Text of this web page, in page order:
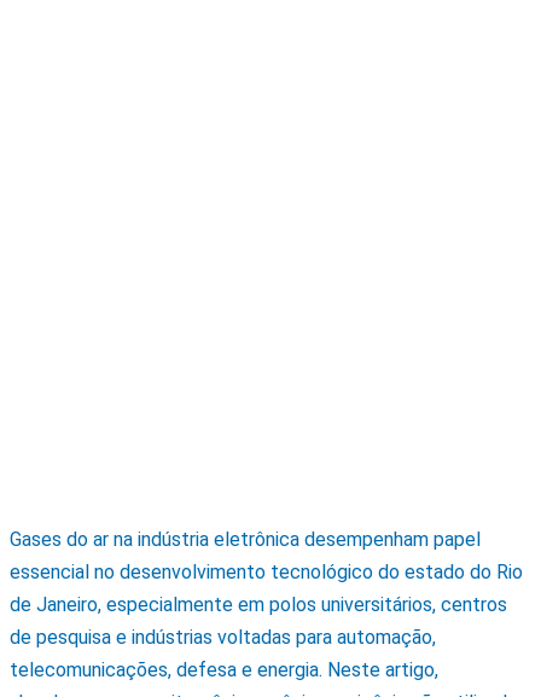
Gases do ar na indústria eletrônica desempenham papel
essencial no desenvolvimento tecnológico do estado do Rio
de Janeiro, especialmente em polos universitários, centros
de pesquisa e indústrias voltadas para automação,
telecomunicações, defesa e energia. Neste artigo,